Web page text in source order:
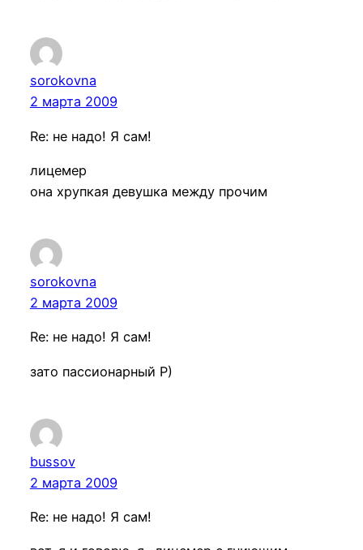
sorokovna
2 марта 2009
Re: не надо! Я сам!
лицемер
она хрупкая девушка между прочим
sorokovna
2 марта 2009
Re: не надо! Я сам!
зато пассионарный Р)
bussov
2 марта 2009
Re: не надо! Я сам!